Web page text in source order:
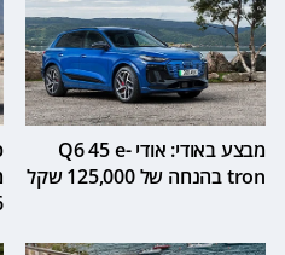
מבצע באודי: אודי Q6 45 e-
tron בהנחה של 125,000 שקל